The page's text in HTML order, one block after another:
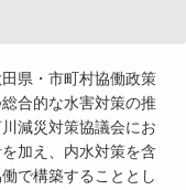
県・市町村協働政策
合的な水害対策の推
減災対策協議会にお
加え、内水対策を含
で構築することとし